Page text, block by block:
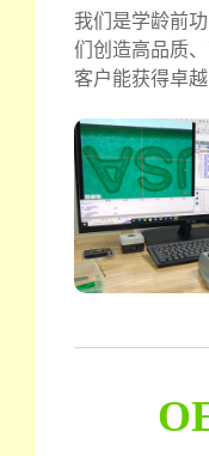
我们是学龄前
们创造高品质
客户能获得卓